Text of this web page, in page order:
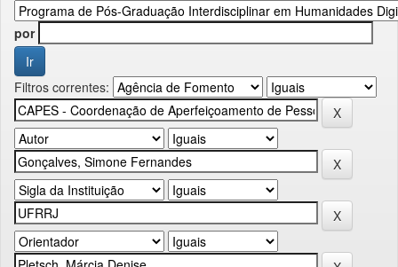
por
Filtros correntes: